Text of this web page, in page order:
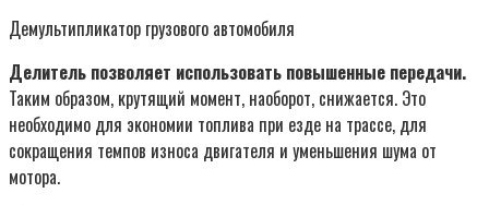
Демультипликатор грузового автомобиля
Делитель позволяет использовать повышенные передачи.
Таким образом, крутящий момент, наоборот, снижается. Это
необходимо для экономии топлива при езде на трассе, для
сокращения темпов износа двигателя и уменьшения шума от
мотора.